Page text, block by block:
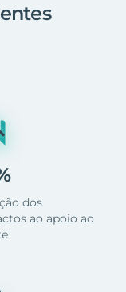
dos
ao apoio ao